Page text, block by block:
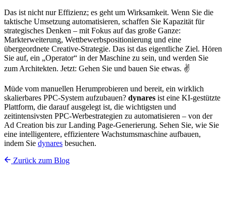
Das ist nicht nur Effizienz; es geht um Wirksamkeit. Wenn Sie die
taktische Umsetzung automatisieren, schaffen Sie Kapazität für
strategisches Denken – mit Fokus auf das große Ganze:
Markterweiterung, Wettbewerbspositionierung und eine
übergeordnete Creative-Strategie. Das ist das eigentliche Ziel. Hören
Sie auf, ein „Operator“ in der Maschine zu sein, und werden Sie
zum Architekten. Jetzt: Gehen Sie und bauen Sie etwas. ✌️
Müde vom manuellen Herumprobieren und bereit, ein wirklich
skalierbares PPC-System aufzubauen? dynares ist eine KI-gestützte
Plattform, die darauf ausgelegt ist, die wichtigsten und
zeitintensivsten PPC-Werbestrategien zu automatisieren – von der
Ad Creation bis zur Landing Page-Generierung. Sehen Sie, wie Sie
eine intelligentere, effizientere Wachstumsmaschine aufbauen,
indem Sie dynares besuchen.
Zurück zum Blog